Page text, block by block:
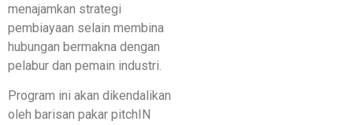
menajamkan strategi
pembiayaan selain membina
hubungan bermakna dengan
pelabur dan pemain industri.
Program ini akan dikendalikan
oleh barisan pakar pitchIN